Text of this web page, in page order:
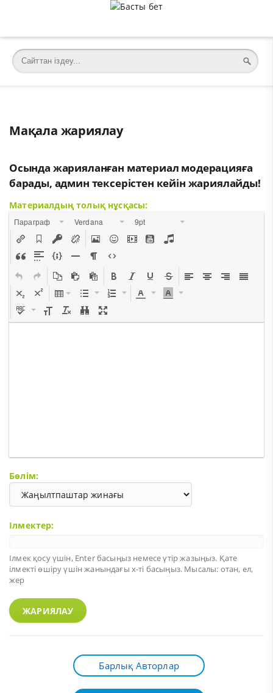
Мақала жариялау
Осында жарияланған материал модерацияға
барады, админ тексерістен кейін жариялайды!
Материалдың толық нұсқасы:
Параграф Verdana 9pt
Бөлім:
Ілмектер:
Ілмек қосу үшін, Enterбасыңыз немесе үтір жазыңыз. Қате
ілмекті өшіру үшін жанындағы х-ті басыңыз. Мысалы: отан, ел,
жер
ЖАРИЯЛАУ
Барлық Авторлар